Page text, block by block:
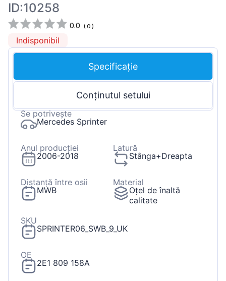
ID:10258
0.0 (0 )
Indisponibil
Specificație
Conținutul setului
Se potrivește
Mercedes Sprinter
Anul producției
2006-2018
Latură
Stânga+Dreapta
Distanță între osii
MWB
Material
Oțel de înaltă
calitate
SKU
SPRINTER06_SWB_9_UK
OE
2E1 809 158A